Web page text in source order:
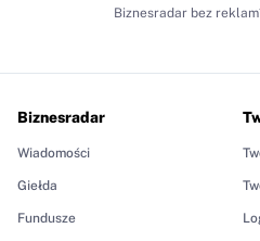
Biznesradar bez
Biznesradar
Wiadomości
Giełda
Fundusze